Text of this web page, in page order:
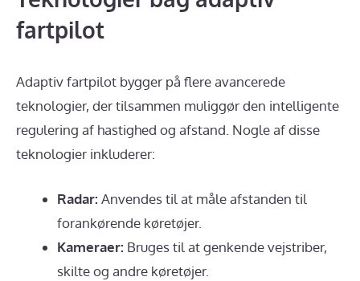
fartpilot
Adaptiv fartpilot bygger på flere avancerede
teknologier, der tilsammen muliggør den intelligente
regulering af hastighed og afstand. Nogle af disse
teknologier inkluderer:
Radar: Anvendes til at måle afstanden til
forankørende køretøjer.
Kameraer: Bruges til at genkende vejstriber,
skilte og andre køretøjer.